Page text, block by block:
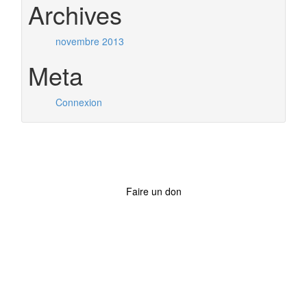
Archives
novembre 2013
Meta
Connexion
Faire un don